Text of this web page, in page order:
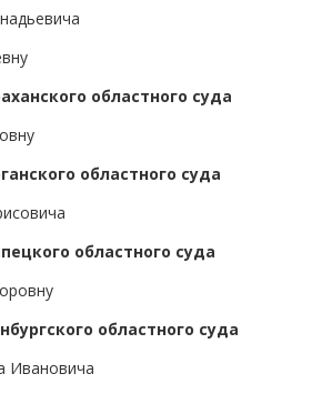
областного суда
областного суда
областного суда
областного суда
Ивановича